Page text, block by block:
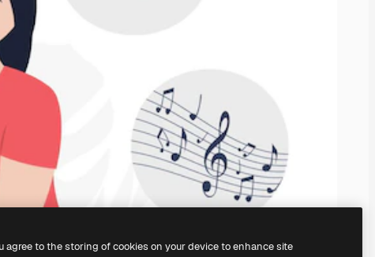
agree to the storing of cookies on your device to enhance site